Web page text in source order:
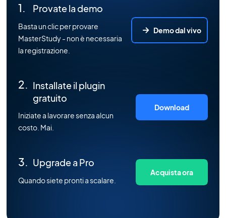
Provate la demo
Basta un clic per provare
MasterStudy - non è necessaria
la registrazione.
Demo dal vivo
Installate il plugin
gratuito
Iniziate a lavorare senza alcun
costo. Mai.
Download
Upgrade a Pro
Quando siete pronti a scalare.
Acquista ora